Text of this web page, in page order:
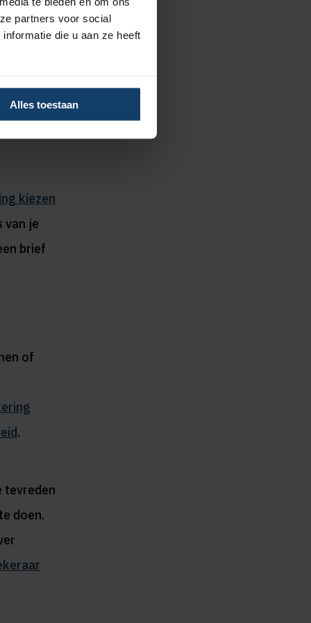
partners voor social
die u aan ze heeft
Alles toestaan
kiezen
van je
brief
of
.
tevreden
doen.